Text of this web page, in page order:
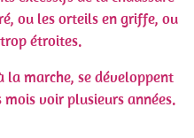
ou les orteils en griffe, ou
étroites.
la marche, se développent
voir plusieurs années.